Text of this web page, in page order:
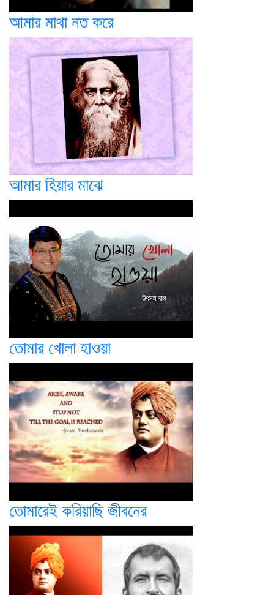
আমার মাথা নত করে
আমার হিয়ার মাঝে
তোমার খোলা হাওয়া
তোমারেই করিয়াছি জীবনের